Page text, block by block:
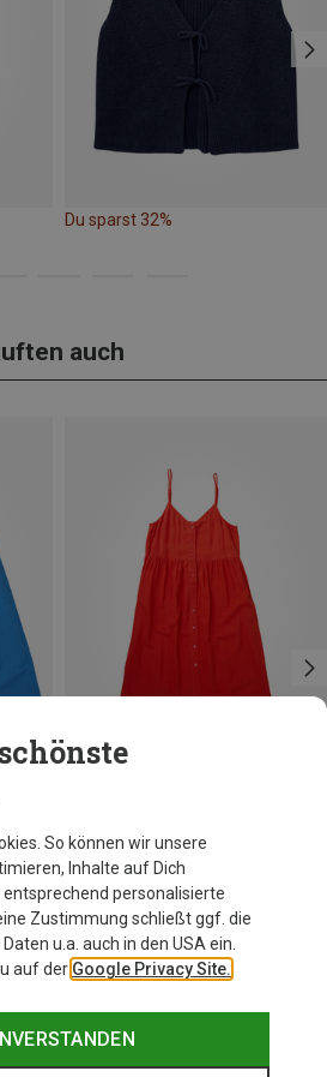
Du sparst 32%
auch
So können wir unsere
Inhalte auf Dich
personalisierte
Zustimmung schließt ggf. die
u.a. auch in den USA ein.
auf der Google Privacy Site.